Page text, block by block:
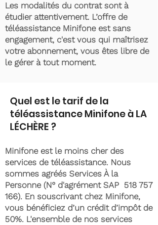
Les modalités du contrat sont à
étudier attentivement. L’offre de
téléassistance Minifone est sans
engagement, c'est vous qui maîtrisez
votre abonnement, vous êtes libre de
le gérer à tout moment.
Quel est le tarif de la
téléassistance Minifone à LA
LÉCHÈRE ?
Minifone est le moins cher des
services de téléassistance. Nous
sommes agréés Services À la
Personne (N° d'agrément SAP 518 757
166). En souscrivant chez Minifone,
vous bénéficiez d’un crédit d’impôt de
50%. L'ensemble de nos services